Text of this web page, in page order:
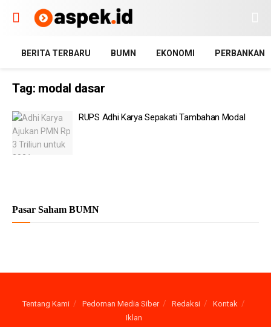
BERITA TERBARU BUMN EKONOMI PERBANKAN
Tag: modal dasar
RUPS Adhi Karya Sepakati Tambahan Modal
Pasar Saham BUMN
Tentang Kami Pedoman Media Siber Redaksi
Kontak
Iklan